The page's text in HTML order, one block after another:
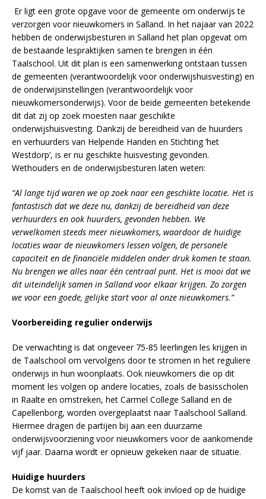
Er ligt een grote opgave voor de gemeente om onderwijs te
verzorgen voor nieuwkomers in Salland. In het najaar van 2022
hebben de onderwijsbesturen in Salland het plan opgevat om
de bestaande lespraktijken samen te brengen in één
Taalschool. Uit dit plan is een samenwerking ontstaan tussen
de gemeenten (verantwoordelijk voor onderwijshuisvesting) en
de onderwijsinstellingen (verantwoordelijk voor
nieuwkomersonderwijs). Voor de beide gemeenten betekende
dit dat zij op zoek moesten naar geschikte
onderwijshuisvesting. Dankzij de bereidheid van de huurders
en verhuurders van Helpende Handen en Stichting ‘het
Westdorp’, is er nu geschikte huisvesting gevonden.
Wethouders en de onderwijsbesturen laten weten:
“Al lange tijd waren we op zoek naar een geschikte locatie. Het is
fantastisch dat we deze nu, dankzij de bereidheid van deze
verhuurders en ook huurders, gevonden hebben. We
verwelkomen steeds meer nieuwkomers, waardoor de huidige
locaties waar de nieuwkomers lessen volgen, de personele
capaciteit en de financiële middelen onder druk komen te staan.
Nu brengen we alles naar één centraal punt. Het is mooi dat we
dit uiteindelijk samen in Salland voor elkaar krijgen. Zo zorgen
we voor een goede, gelijke start voor al onze nieuwkomers.”
Voorbereiding regulier onderwijs
De verwachting is dat ongeveer 75-85 leerlingen les krijgen in
de Taalschool om vervolgens door te stromen in het reguliere
onderwijs in hun woonplaats. Ook nieuwkomers die op dit
moment les volgen op andere locaties, zoals de basisscholen
in Raalte en omstreken, het Carmel College Salland en de
Capellenborg, worden overgeplaatst naar Taalschool Salland.
Hiermee dragen de partijen bij aan een duurzame
onderwijsvoorziening voor nieuwkomers voor de aankomende
vijf jaar. Daarna wordt er opnieuw gekeken naar de situatie.
Huidige huurders
De komst van de Taalschool heeft ook invloed op de huidige